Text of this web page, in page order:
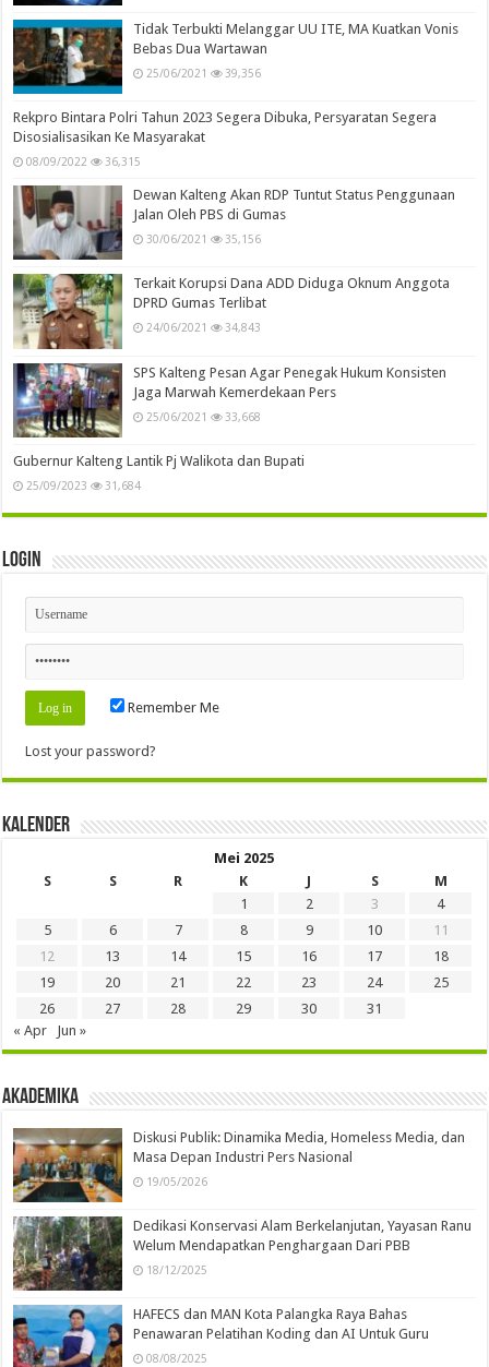
Tidak Terbukti Melanggar UU ITE, MA Kuatkan Vonis
Bebas Dua Wartawan
25/06/2021 39,356
Rekpro Bintara Polri Tahun 2023 Segera Dibuka, Persyaratan Segera
Disosialisasikan Ke Masyarakat
08/09/2022 36,315
Dewan Kalteng Akan RDP Tuntut Status Penggunaan
Jalan Oleh PBS di Gumas
30/06/2021 35,156
Terkait Korupsi Dana ADD Diduga Oknum Anggota
DPRD Gumas Terlibat
24/06/2021 34,843
SPS Kalteng Pesan Agar Penegak Hukum Konsisten
Jaga Marwah Kemerdekaan Pers
25/06/2021 33,668
Gubernur Kalteng Lantik Pj Walikota dan Bupati
25/09/2023 31,684
Login
Remember Me
Lost your password?
Kalender
Mei 2025
S
S R K J S
M
1
2 3
4
5
6 7 8 9 10
11
12
13 14 15 16 17
18
19
20 21 22 23 24
25
26
27 28 29 30
31
« Apr
Jun »
Akademika
Diskusi Publik: Dinamika Media, Homeless Media, dan
Masa Depan Industri Pers Nasional
19/05/2026
Dedikasi Konservasi Alam Berkelanjutan, Yayasan Ranu
Welum Mendapatkan Penghargaan Dari PBB
18/12/2025
HAFECS dan MAN Kota Palangka Raya Bahas
Penawaran Pelatihan Koding dan AI Untuk Guru
08/08/2025